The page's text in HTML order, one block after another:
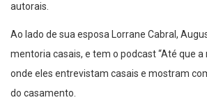
autorais.
Ao lado de sua esposa Lorrane Cabral,
mentoria casais, e tem o podcast “Até que a
onde eles entrevistam casais e mostram
do casamento.